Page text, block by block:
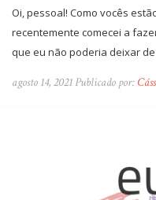
Oi, pessoal! Como vocês
recentemente comecei a
que eu não poderia deixar
agosto 14, 2021 Publicado por: